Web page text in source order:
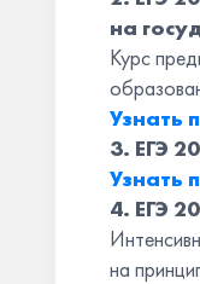
на
Курс
Узнать
3. ЕГЭ
Узнать
4. ЕГЭ
на